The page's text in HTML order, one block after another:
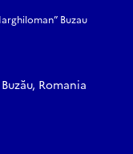
Buzau
Romania